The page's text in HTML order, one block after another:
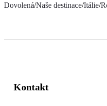
Dovolená/Naše destinace/Itálie/
Kontakt